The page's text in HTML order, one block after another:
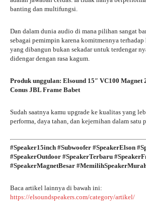
banting dan multifungsi.
Dan dalam dunia audio di mana pilihan sangat
sebagai pemimpin karena komitmennya
yang dibangun bukan sekadar untuk terdengar
didengar dengan rasa kagum.
Produk unggulan: Elsound 15″ VC100 Magnet
Conus JBL Frame Babet
Sudah saatnya kamu upgrade ke kualitas yang
performa, daya tahan, dan kejernihan dalam satu
#Speaker15inch #Subwoofer #SpeakerElson
#SpeakerOutdoor #SpeakerTerbaru
#SpeakerMagnetBesar
Baca artikel lainnya di bawah ini:
https://elsoundspeakers.com/category/artikel/